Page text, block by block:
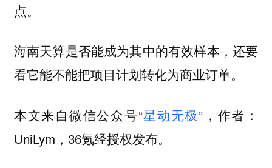
点。
海南天算是否能成为其中的有效样本，还要
看它能不能把项目计划转化为商业订单。
本文来自微信公众号“星动无极” ，作者：
UniLym，36氪经授权发布。